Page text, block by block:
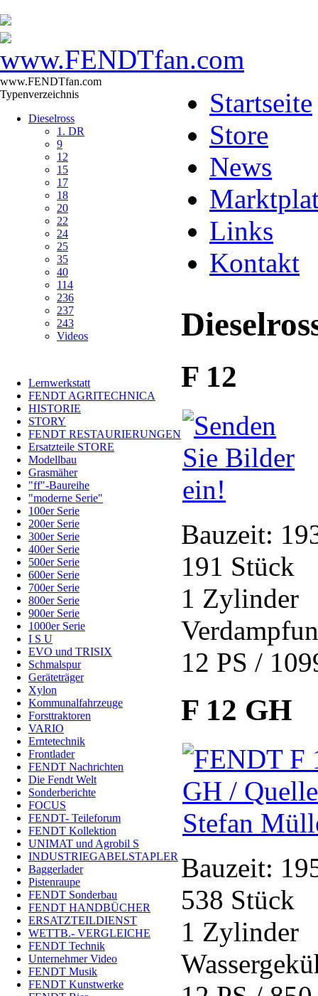
www.FENDTfan.com
Typenverzeichnis
Dieselross
1. DR
9
12
15
17
18
20
22
24
25
35
40
114
236
237
243
Videos
Lernwerkstatt
FENDT AGRITECHNICA
HISTORIE
STORY
FENDT RESTAURIERUNGEN
Ersatzteile STORE
Modellbau
Grasmäher
"ff"-Baureihe
"moderne Serie"
100er Serie
200er Serie
300er Serie
400er Serie
500er Serie
600er Serie
700er Serie
800er Serie
900er Serie
1000er Serie
I S U
EVO und TRISIX
Schmalspur
Geräteträger
Xylon
Kommunalfahrzeuge
Forsttraktoren
VARIO
Erntetechnik
Frontlader
FENDT Nachrichten
Die Fendt Welt
Sonderberichte
FOCUS
FENDT- Teileforum
FENDT Kollektion
UNIMAT und Agrobil S
INDUSTRIEGABELSTAPLER
Baggerlader
Pistenraupe
FENDT Sonderbau
FENDT HANDBÜCHER
ERSATZTEILDIENST
WETTB.- VERGLEICHE
FENDT Technik
Unternehmer Video
FENDT Musik
FENDT Kunstwerke
Startseite
Store
News
Links
Kontakt
F 12
Bauzeit:
191 Stück
1 Zylinder
12 PS /
F 12 GH
Bauzeit:
538 Stück
1 Zylinder